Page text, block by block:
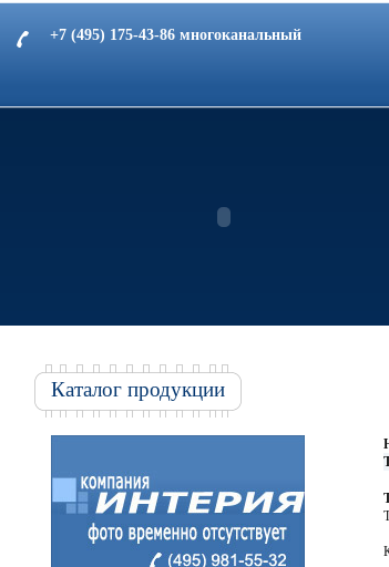
+7 (495) 175-43-86 многоканальный
Каталог продукции